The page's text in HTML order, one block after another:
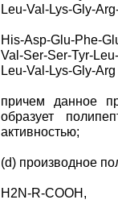
Leu-Val-Lys-Gly-
His-Asp-Glu-Phe-
Val-Ser-Ser-Tyr-
Leu-Val-Lys-Gly-
причем данное
образует
активностью;
(d) производное
H2N-R-COOH,